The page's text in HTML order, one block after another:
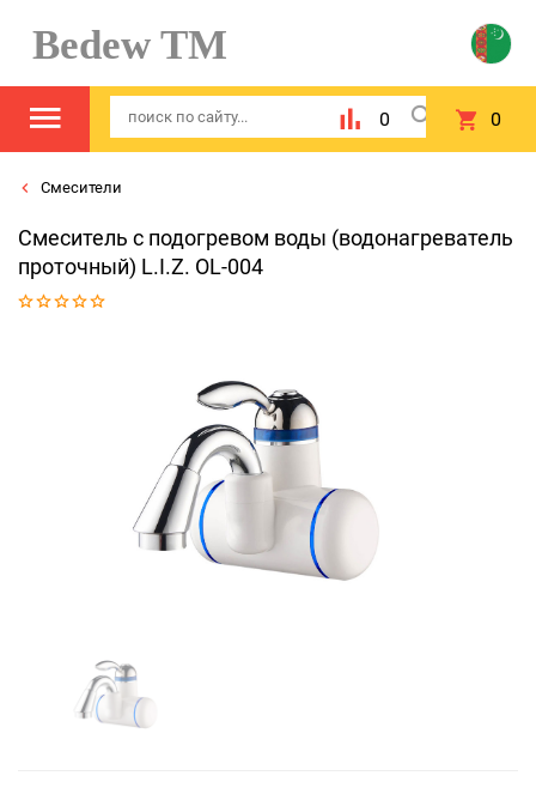
Bedew TM
0 0
Смесители
Смеситель с подогревом воды (водонагреватель
проточный) L.I.Z. OL-004